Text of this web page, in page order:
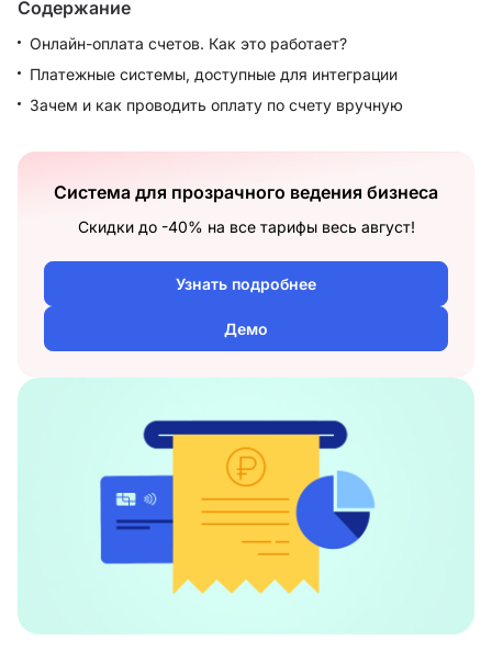
Содержание
Онлайн-оплата счетов. Как это работает?
Платежные системы, доступные для интеграции
Зачем и как проводить оплату по счету вручную
Система для прозрачного ведения бизнеса
Скидки до -40% на все тарифы весь август!
Узнать подробнее
Демо